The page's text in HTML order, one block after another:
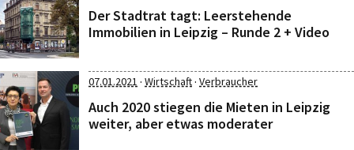
Der Stadtrat tagt: Leerstehende
Immobilien in Leipzig – Runde 2 + Video
07.01.2021 · Wirtschaft· Verbraucher
Auch 2020 stiegen die Mieten in Leipzig
weiter, aber etwas moderater